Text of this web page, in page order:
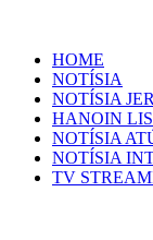
HOME
NOTÍSIA
NOTÍSIA
HANOIN
NOTÍSIA
NOTÍSIA
TV